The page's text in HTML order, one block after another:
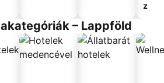
z
– Lappföld